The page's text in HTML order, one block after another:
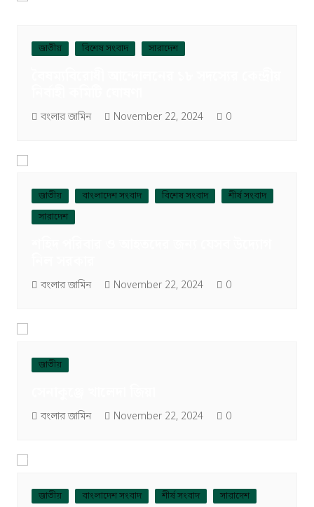
জাতীয় বিশেষ সংবাদ সারাদেশ
বংলার জামিন November 22, 2024 0
জাতীয় বাংলাদেশ সংবাদ বিশেষ সংবাদ
শীর্ষ সংবাদ
সারাদেশ
বংলার জামিন November 22, 2024 0
জাতীয়
বংলার জামিন November 22, 2024 0
জাতীয় বাংলাদেশ সংবাদ শীর্ষ সংবাদ সারাদেশ